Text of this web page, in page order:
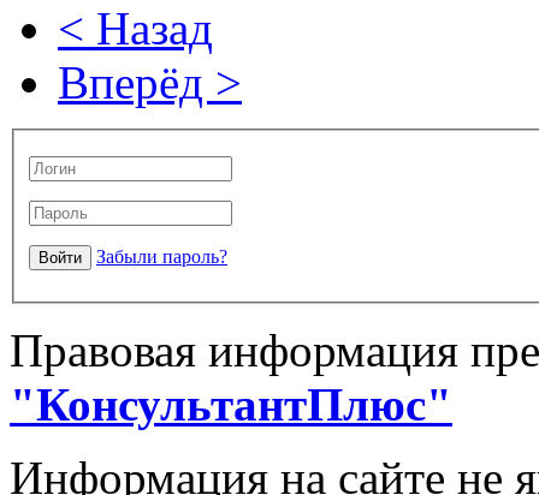
< Назад
Вперёд >
Забыли пароль?
Правовая информация
"КонсультантПлюс"
Информация на сайте не